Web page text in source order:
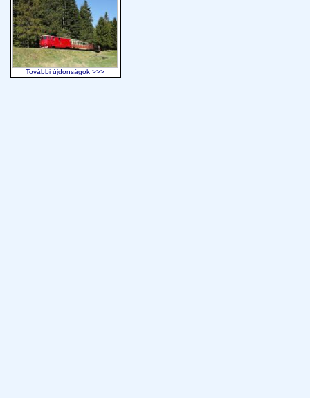
További újdonságok >>>